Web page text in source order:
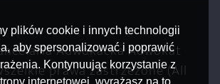
plików cookie i innych technologii
aby spersonalizować i poprawić
Kontynuując korzystanie z
internetowej, wyrażasz na to
Adwokacka Adwokat
prawa zastrzeżone (All